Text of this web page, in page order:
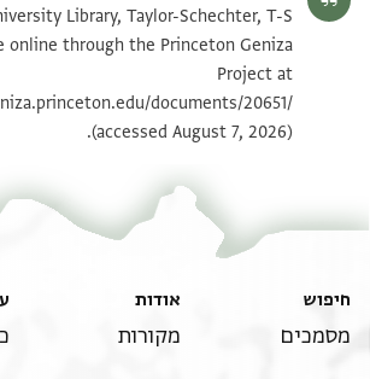
T-S Ar.35.345 1v
תנאי היתר שימוש בתצלום
Library, Taylor-Schechter, T-S
online through the Princeton Geniza
Project at
documents/20651/
(accessed August 7, 2026).
חיפוש
מסמכים
אודות
מקורות